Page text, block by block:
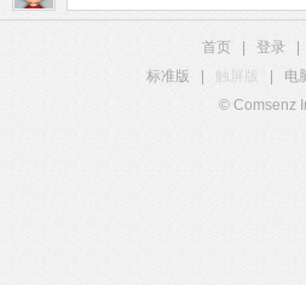
首页 登录
标准版
触屏版 电
© Comsenz